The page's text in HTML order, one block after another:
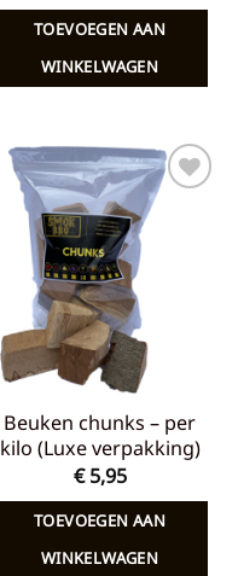
TOEVOEGEN AAN
WINKELWAGEN
Toevoegen
verlanglijst
Beuken chunks – per
kilo (Luxe verpakking)
€5,95
TOEVOEGEN AAN
WINKELWAGEN